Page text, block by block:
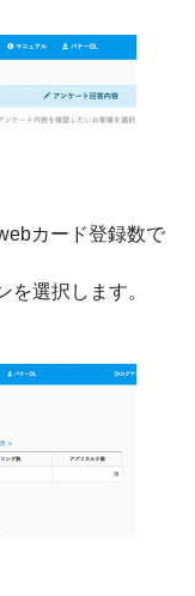
カード登録数で
を選択します。